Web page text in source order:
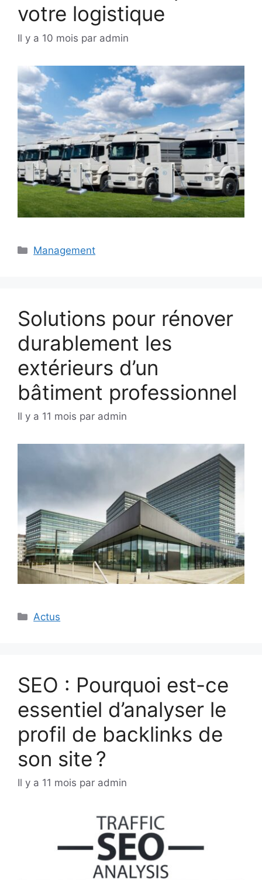
votre logistique
Il y a 10 mois par admin
Catégories
Management
Solutions pour rénover
durablement les
extérieurs d’un
bâtiment professionnel
Il y a 11 mois par admin
Catégories
Actus
SEO : Pourquoi est-ce
essentiel d’analyser le
profil de backlinks de
son site ?
Il y a 11 mois par admin